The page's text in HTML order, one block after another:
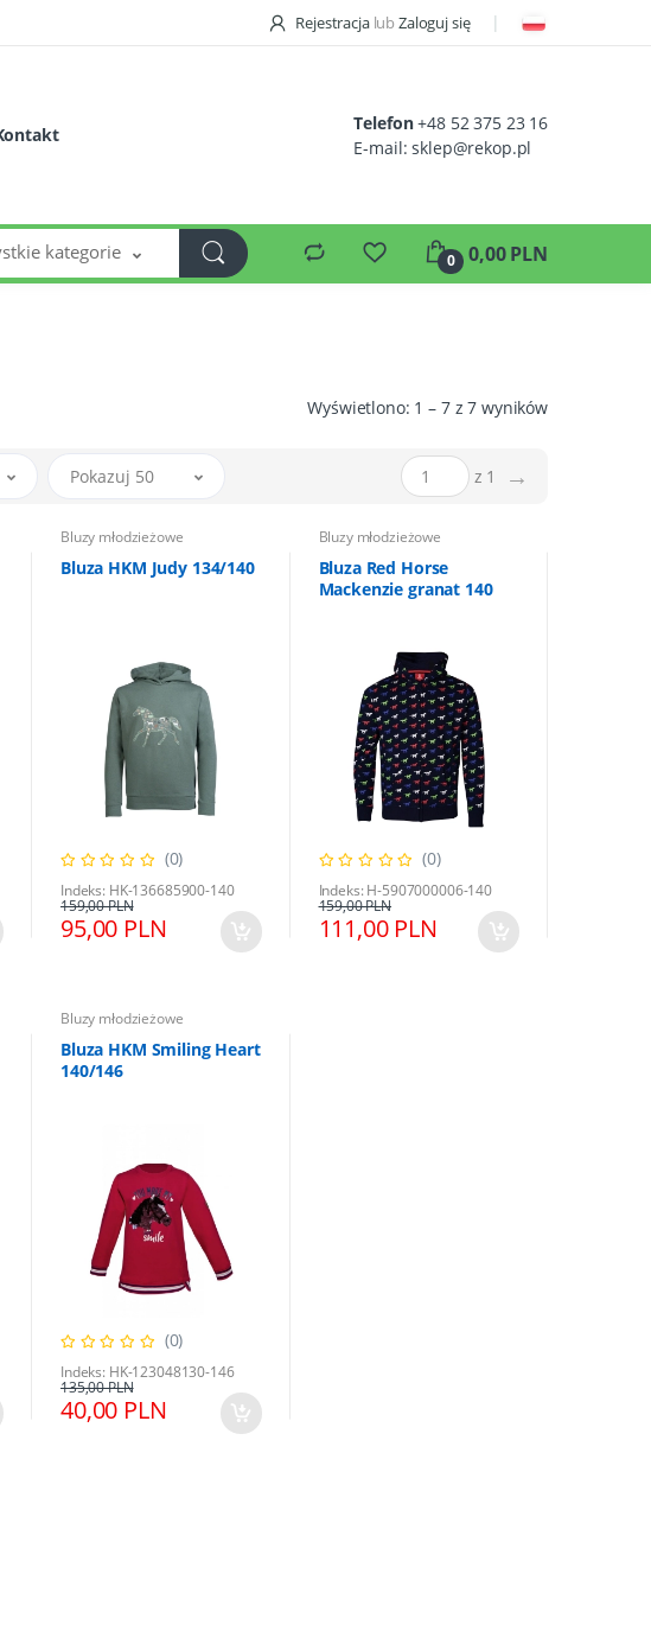
Rejestracja lub Zaloguj się
Telefon +48 52 375 23 16
E-mail:sklep@rekop.pl
kategorie 0 0,00 PLN
Wyświetlono: 1 – 7 z 7 wyników
Pokazuj 50 z 1 →
Bluzy młodzieżowe
Bluza HKM Judy 134/140
(0)
Indeks: HK-136685900-140
95,00 PLN
159,00 PLN
Bluzy młodzieżowe
Bluza Red Horse
Mackenzie granat 140
(0)
Indeks: H-5907000006-140
111,00 PLN
159,00 PLN
Bluzy młodzieżowe
Bluza HKM Smiling Heart
140/146
(0)
Indeks: HK-123048130-146
40,00 PLN
135,00 PLN